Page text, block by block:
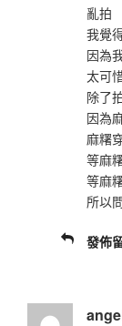
亂拍
我覺
因為
太可
除了
因為
麻糬
等麻
等麻
所以
發佈